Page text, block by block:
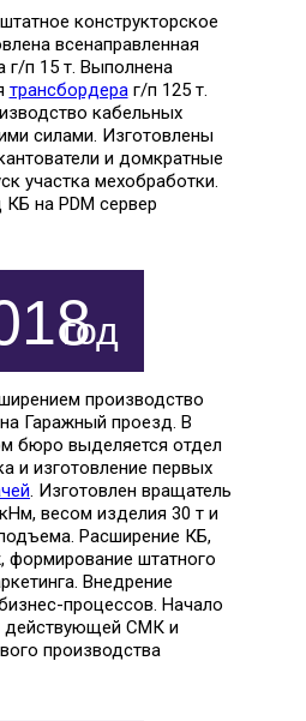
конструкторское
всенаправленная
г/п 15 т. Выполнена
трансбордераг/п 125 т.
кабельных
силами. Изготовлены
и домкратные
участка мехобработки.
на PDM сервер
год
производство
Гаражный проезд. В
бюро выделяется отдел
и изготовление первых
. Изготовлен вращатель
весом изделия 30 т и
Расширение КБ,
формирование штатного
Внедрение
процессов. Начало
действующей СМК и
производства